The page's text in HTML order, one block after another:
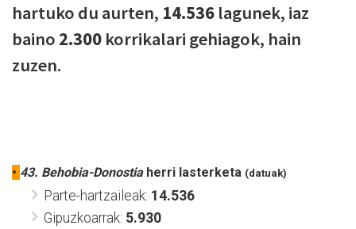
hartuko du aurten, 14.536 lagunek, iaz
baino 2.300 korrikalari gehiagok, hain
zuzen.
• 43. Behobia-Donostiaherri lasterketa (datuak)
Parte-hartzaileak: 14.536
Gipuzkoarrak: 5.930